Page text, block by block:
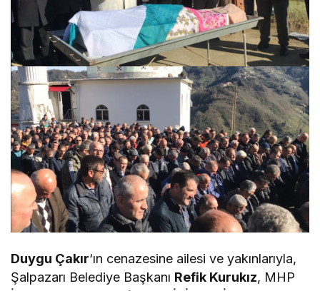
Duygu Çakır‘ın cenazesine ailesi ve yakınlarıyla,
Şalpazarı Belediye Başkanı Refik Kurukız, MHP